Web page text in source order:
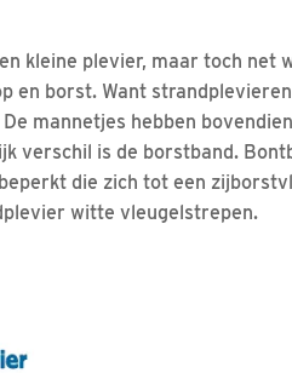
kleine plevier, maar toch net
en borst. Want
mannetjes hebben
verschil is de borstband.
die zich tot een
witte vleugelstrepen.